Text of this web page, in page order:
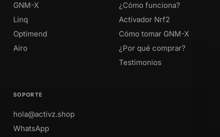
GNM-X
Linq
Optimend
Airo
¿Cómo funciona?
Activador Nrf2
Cómo tomar GNM-X
¿Por qué comprar?
Testimonios
SOPORTE
hola@activz.shop
WhatsApp